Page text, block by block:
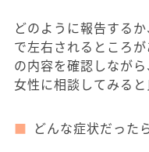
どのように報告する
で左右されるところ
の内容を確認しなが
女性に相談してみると
どんな症状だった